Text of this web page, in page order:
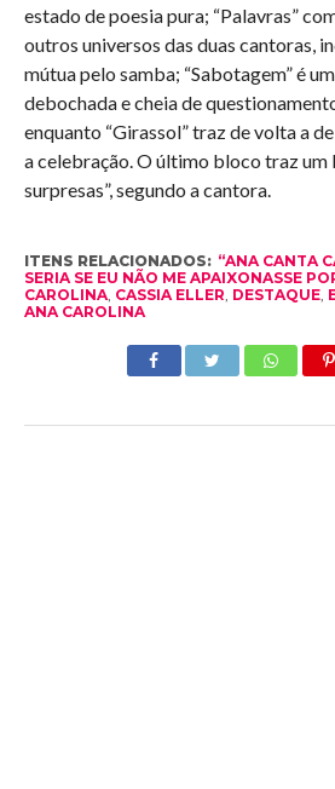
estado de poesia pura; “Palavras”
outros universos das duas cantoras,
mútua pelo samba; “Sabotagem” é
debochada e cheia de
enquanto “Girassol” traz de volta a
a celebração. O último bloco traz um
surpresas”, segundo a cantora.
ITENS RELACIONADOS: “ANA CANTA
SERIA SE EU NÃO ME APAIXONASSE
CAROLINA, CASSIA ELLER, DESTAQUE,
ANA CAROLINA